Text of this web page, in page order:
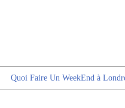
Quoi Faire Un WeekEnd à